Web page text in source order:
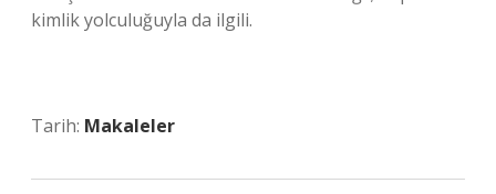
kimlik yolculuğuyla da ilgili.
Tarih: Makaleler